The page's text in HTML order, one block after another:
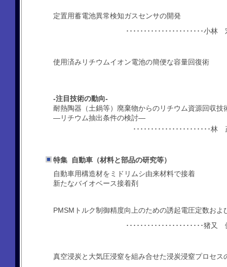
定置用蓄電池異常検知ガスセンサの開発
･･････････････････････
使用済みリチウムイオン電池の簡便な容量回復術
-注目技術の動向-
耐熱陶器（土鍋等）廃棄物からのリチウム資源回収技
―リチウム抽出条件の検討―
･････････････････････
特集 自動車（材料と部品の研究等）
自動車用構造材をミドリムシ由来材料で接着
新たなバイオベース接着剤
PMSMトルク制御精度向上のための誘起電圧定数お
･･････････････････････
真空浸炭と大気圧浸窒を組み合せた浸炭浸窒プロセス